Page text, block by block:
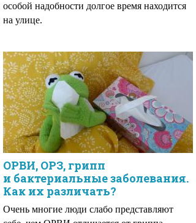
особой надобности долгое время находится
на улице.
ОРВИ, ОРЗ, грипп
и бактериальные заболевания.
Как их различать?
Очень многие люди слабо представляют